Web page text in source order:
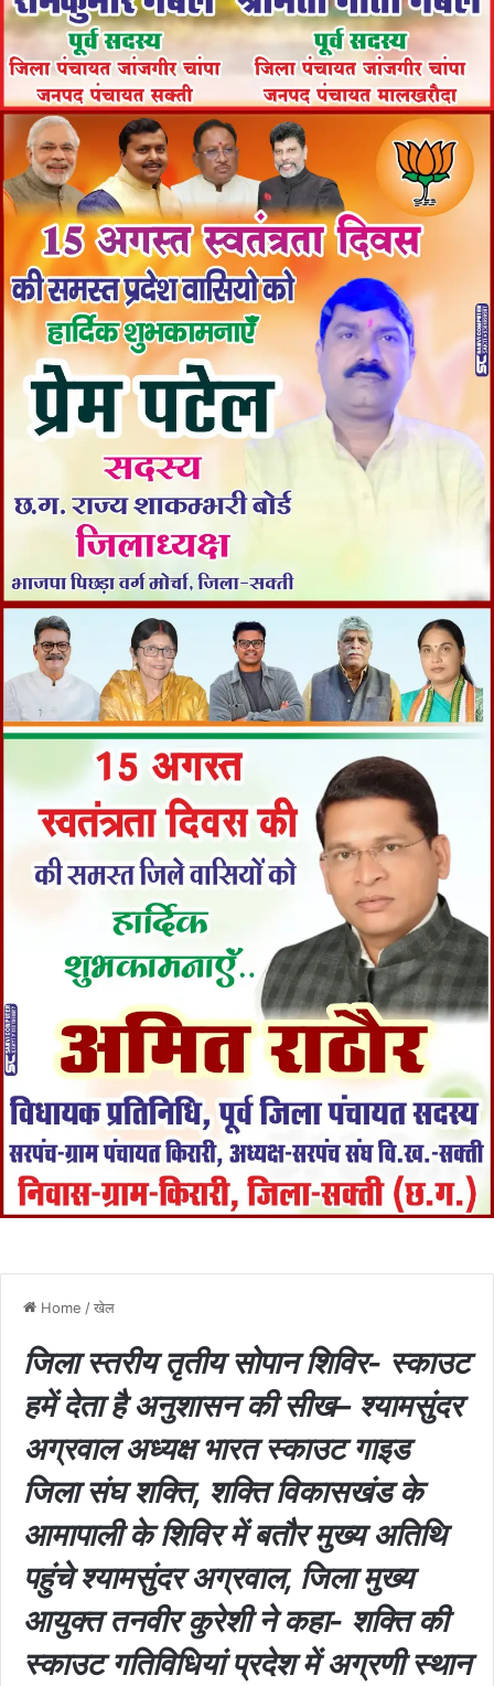
Home /खेल
जिला स्तरीय तृतीय सोपान शिविर- स्काउट
हमें देता है अनुशासन की सीख– श्यामसुंदर
अग्रवाल अध्यक्ष भारत स्काउट गाइड
जिला संघ शक्ति, शक्ति विकासखंड के
आमापाली के शिविर में बतौर मुख्य अतिथि
पहुंचे श्यामसुंदर अग्रवाल, जिला मुख्य
आयुक्त तनवीर कुरेशी ने कहा- शक्ति की
स्काउट गतिविधियां प्रदेश में अग्रणी स्थान